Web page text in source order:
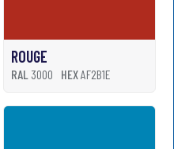
ROUGE
RAL 3000 HEXAF2B1E